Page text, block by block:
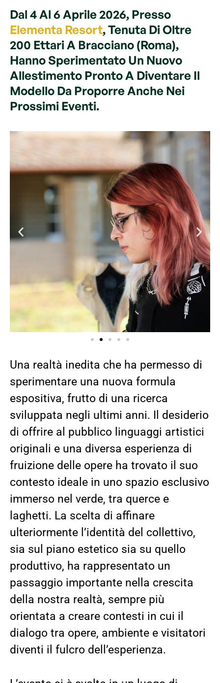
Dal 4 Al 6 Aprile 2026, Presso
Elementa Resort, Tenuta Di Oltre
200 Ettari A Bracciano (Roma),
Hanno Sperimentato Un Nuovo
Allestimento Pronto A Diventare Il
Modello Da Proporre Anche Nei
Prossimi Eventi.
Una realtà inedita che ha permesso di
sperimentare una nuova formula
espositiva, frutto di una ricerca
sviluppata negli ultimi anni. Il desiderio
di offrire al pubblico linguaggi artistici
originali e una diversa esperienza di
fruizione delle opere ha trovato il suo
contesto ideale in uno spazio esclusivo
immerso nel verde, tra querce e
laghetti. La scelta di affinare
ulteriormente l’identità del collettivo,
sia sul piano estetico sia su quello
produttivo, ha rappresentato un
passaggio importante nella crescita
della nostra realtà, sempre più
orientata a creare contesti in cui il
dialogo tra opere, ambiente e visitatori
diventi il fulcro dell’esperienza.